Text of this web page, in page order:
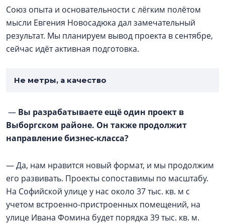
Союз опыта и основательности с лёгким полётом
мысли Евгения Новосадюка дал замечательный
результат. Мы планируем вывод проекта в сентябре,
сейчас идёт активная подготовка.
Не метры, а качество
— Вы разрабатываете ещё один проект в
Выборгском районе. Он также продолжит
направление бизнес-класса?
— Да, нам нравится новый формат, и мы продолжим
его развивать. Проекты сопоставимы по масштабу.
На Софийской улице у нас около 37 тыс. кв. м с
учетом встроенно-пристроенных помещений, на
улице Ивана Фомина будет порядка 39 тыс. кв. м.